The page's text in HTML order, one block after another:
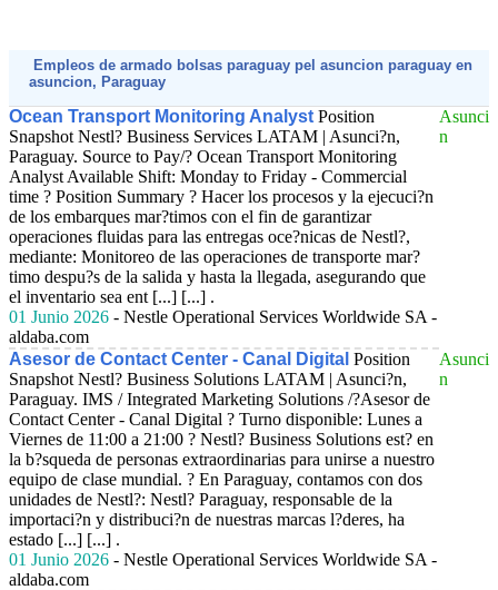
Empleos de armado bolsas paraguay pel asuncion paraguay en
asuncion, Paraguay
Ocean Transport Monitoring Analyst Position
Snapshot Nestl? Business Services LATAM | Asunci?n,
Paraguay. Source to Pay/? Ocean Transport Monitoring
Analyst Available Shift: Monday to Friday - Commercial
time ? Position Summary ? Hacer los procesos y la ejecuci?n
de los embarques mar?timos con el fin de garantizar
operaciones fluidas para las entregas oce?nicas de Nestl?,
mediante: Monitoreo de las operaciones de transporte mar?
timo despu?s de la salida y hasta la llegada, asegurando que
el inventario sea ent [...] [...] .
01 Junio 2026 - Nestle Operational Services Worldwide SA -
aldaba.com
Asunci
n
Asesor de Contact Center - Canal Digital Position
Snapshot Nestl? Business Solutions LATAM | Asunci?n,
Paraguay. IMS / Integrated Marketing Solutions /?Asesor de
Contact Center - Canal Digital ? Turno disponible: Lunes a
Viernes de 11:00 a 21:00 ? Nestl? Business Solutions est? en
la b?squeda de personas extraordinarias para unirse a nuestro
equipo de clase mundial. ? En Paraguay, contamos con dos
unidades de Nestl?: Nestl? Paraguay, responsable de la
importaci?n y distribuci?n de nuestras marcas l?deres, ha
estado [...] [...] .
01 Junio 2026 - Nestle Operational Services Worldwide SA -
aldaba.com
Asunci
n